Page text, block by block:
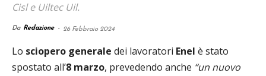
Cisl e Uiltec Uil.
Da Redazione - 26 Febbraio 2024
Lo sciopero generale dei lavoratori Enel è stato
spostato all’8 marzo, prevedendo anche “un nuovo